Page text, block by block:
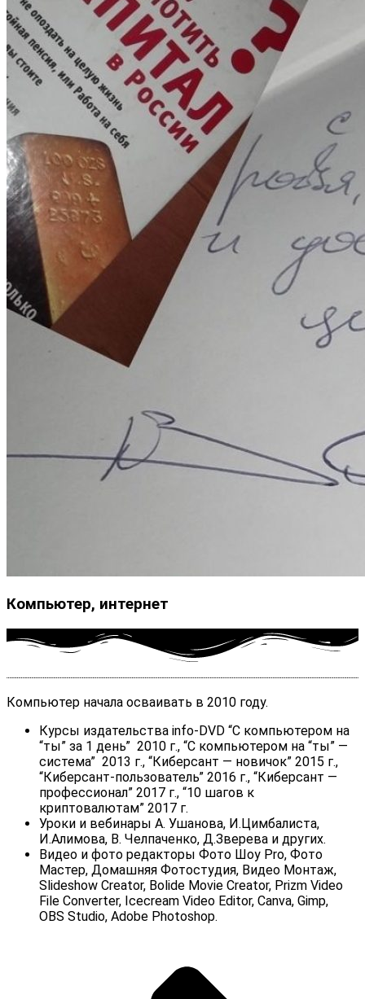
Компьютер, интернет
Компьютер начала осваивать в 2010 году.
Курсы издательства info-DVD “С компьютером на
“ты” за 1 день” 2010 г., “С компьютером на “ты” —
система” 2013 г., “Киберсант — новичок” 2015 г.,
“Киберсант-пользователь” 2016 г., “Киберсант —
профессионал” 2017 г., “10 шагов к
криптовалютам” 2017 г.
Уроки и вебинары А. Ушанова, И.Цимбалиста,
И.Алимова, В. Челпаченко, Д.Зверева и других.
Видео и фото редакторы Фото Шоу Pro, Фото
Мастер, Домашняя Фотостудия, Видео Монтаж,
Slideshow Creator, Bolide Movie Creator, Prizm Video
File Converter, Icecream Video Editor, Canva, Gimp,
OBS Studio, Adobe Photoshop.